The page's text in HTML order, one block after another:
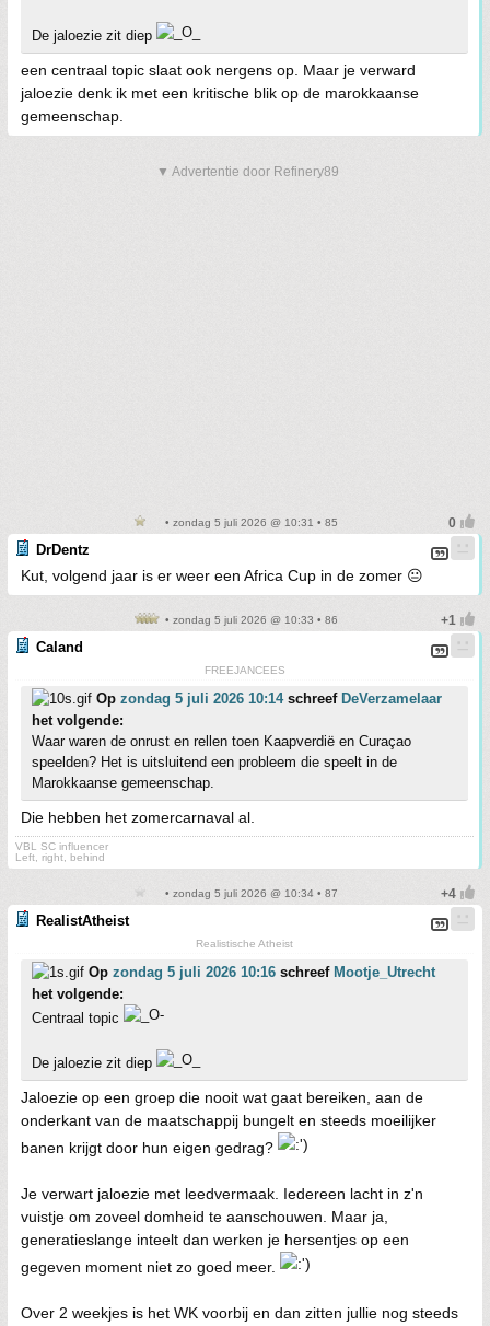
De jaloezie zit diep
een centraal topic slaat ook nergens op. Maar je verward
jaloezie denk ik met een kritische blik op de marokkaanse
gemeenschap.
▼ Advertentie door Refinery89
• zondag 5 juli 2026 @ 10:31 • 85
DrDentz
Kut, volgend jaar is er weer een Africa Cup in de zomer 😐
• zondag 5 juli 2026 @ 10:33 • 86
Caland
FREEJANCEES
Op zondag 5 juli 2026 10:14schreef DeVerzamelaar
het volgende:
Waar waren de onrust en rellen toen Kaapverdië en Curaçao
speelden? Het is uitsluitend een probleem die speelt in de
Marokkaanse gemeenschap.
Die hebben het zomercarnaval al.
VBL SC influencer
Left, right, behind
• zondag 5 juli 2026 @ 10:34 • 87
RealistAtheist
Realistische Atheist
Op zondag 5 juli 2026 10:16 schreef Mootje_Utrecht
het volgende:
Centraal topic
De jaloezie zit diep
Jaloezie op een groep die nooit wat gaat bereiken, aan de
onderkant van de maatschappij bungelt en steeds moeilijker
banen krijgt door hun eigen gedrag?
Je verwart jaloezie met leedvermaak. Iedereen lacht in z'n
vuistje om zoveel domheid te aanschouwen. Maar ja,
generatieslange inteelt dan werken je hersentjes op een
gegeven moment niet zo goed meer.
Over 2 weekjes is het WK voorbij en dan zitten jullie nog steeds